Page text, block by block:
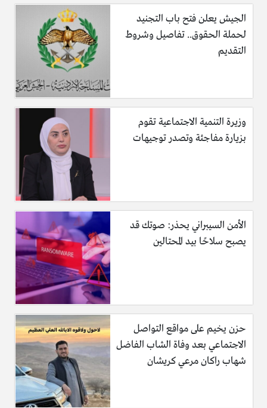
الجيش يعلن فتح باب التجنيد
لحملة الحقوق.. تفاصيل وشروط
التقديم
وزيرة التنمية الاجتماعية تقوم
بزيارة مفاجئة وتصدر توجيهات
الأمن السيبراني يحذر: صوتك قد
يصبح سلاحًا بيد المحتالين
حزن يخيم على مواقع التواصل
الاجتماعي بعد وفاة الشاب الفاضل
شهاب راكان مرعي كريشان